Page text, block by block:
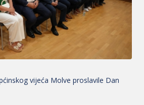
vijeća Molve proslavile Dan